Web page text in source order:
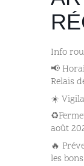
Info
📢
Relais
☀️
août
🔥
les